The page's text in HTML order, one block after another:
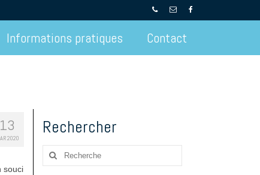
Informations pratiques Contact
13
2020
souci
Rechercher
Rechercher